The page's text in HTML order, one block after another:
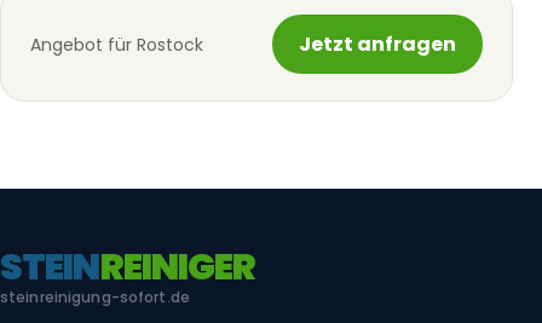
Angebot für Rostock Jetzt anfragen
STEINREINIGER
steinreinigung-sofort.de